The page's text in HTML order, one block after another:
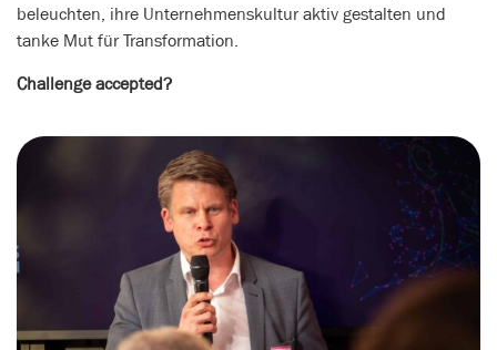
beleuchten, ihre Unternehmenskultur aktiv gestalten und
tanke Mut für Transformation.
Challenge accepted?